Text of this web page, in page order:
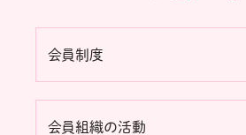
会員制度
会員組織の活動